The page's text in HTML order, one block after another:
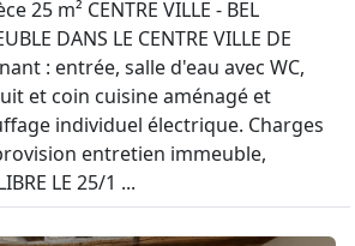
25 m² CENTRE VILLE - BEL
DANS LE CENTRE VILLE DE
: entrée, salle d'eau avec WC,
et coin cuisine aménagé et
individuel électrique. Charges
entretien immeuble,
LE 25/1 ...